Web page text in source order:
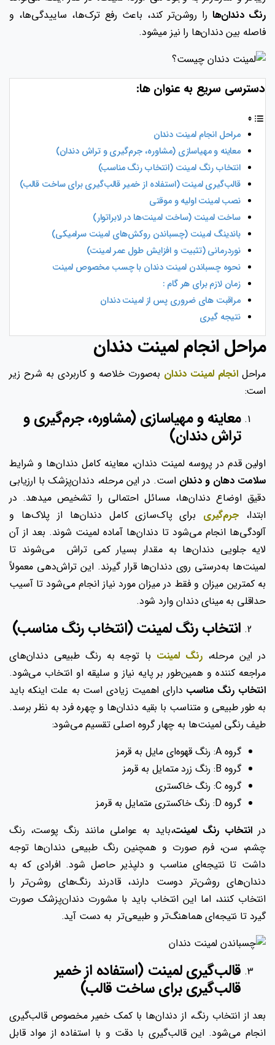
رنگ دندان‌ها را روشن‌تر کند، باعث رفع ترک‌ها، ساییدگی‌ها، و
فاصله بین دندان‌ها را نیز میشود.
دسترسی سریع به عنوان ها:
مراحل انجام لمینت دندان
معاینه و مهیا‌سازی (مشاوره، جرم‌گیری و تراش دندان)
انتخاب رنگ لمینت (انتخاب رنگ مناسب)
قالب‌گیری لمینت (استفاده از خمیر قالب‌گیری برای ساخت قالب)
نصب لمینت اولیه و موقتی
ساخت لمینت (ساخت لمینت‌ها در لابراتوار)
باندینگ لمینت (چسباندن روکش‌های لمینت سرامیکی)
نوردرمانی (تثبیت و افزایش طول عمر لمینت)
نحوه چسباندن لمینت دندان با چسب مخصوص لمینت
زمان لازم برای هر گام :
مراقبت های ضروری پس از لمینت دندان
نتیجه گیری
مراحل انجام لمینت دندان
مراحل انجام لمینت دندان به‌صورت خلاصه و کاربردی به شرح زیر
است:
معاینه و مهیا‌سازی (مشاوره، جرم‌گیری و
تراش دندان)
اولین قدم در پروسه لمینت دندان، معاینه کامل دندان‌ها و شرایط
سلامت دهان و دندان است. در این مرحله، دندان‌پزشک با ارزیابی
دقیق اوضاع دندان‌ها، مسائل احتمالی را تشخیص میدهد. در
ابتدا،جرم‌گیری برای پاک‌سازی کامل دندان‌ها از پلاک‌ها و
آلودگی‌ها انجام می‌شود تا دندان‌ها آماده لمینت شوند. بعد از آن
لایه جلویی دندان‌ها به مقدار بسیار کمی تراش می‌شوند تا
لمینت‌ها به‌درستی روی دندان‌ها قرار گیرند. این تراش‌دهی معمولاً
به کمترین میزان و فقط در میزان مورد نیاز انجام می‌شود تا آسیب
حداقلی به مینای دندان وارد شود.
انتخاب رنگ لمینت (انتخاب رنگ مناسب)
در این مرحله، رنگ لمینت با توجه به رنگ طبیعی دندان‌های
مراجعه کننده و همین‌طور بر پایه نیاز و سلیقه او انتخاب می‌شود.
انتخاب رنگ مناسب دارای اهمیت زیادی است به علت اینکه باید
به طور طبیعی و متناسب با بقیه دندان‌ها و چهره فرد به نظر برسد.
طیف رنگی لمینت‌ها به چهار گروه اصلی تقسیم می‌شود:
گروه A: رنگ قهوه‌ای مایل به قرمز
گروه B: رنگ زرد متمایل به قرمز
گروه C: رنگ خاکستری
گروه D: رنگ خاکستری متمایل به قرمز
درانتخاب رنگ لمینت،باید به عواملی مانند رنگ پوست، رنگ
چشم، سن، فرم صورت و همچنین رنگ طبیعی دندان‌ها توجه
داشت تا نتیجه‌ای مناسب و دلپذیر حاصل شود. افرادی که به
دندان‌های روشن‌تر دوست دارند، قادرند رنگ‌های روشن‌تر را
انتخاب کنند، اما این انتخاب باید با مشورت دندان‌پزشک صورت
گیرد تا نتیجه‌ای هماهنگ‌تر و طبیعی‌تر به دست آید.
قالب‌گیری لمینت (استفاده از خمیر
قالب‌گیری برای ساخت قالب)
بعد از انتخاب رنگ، از دندان‌ها با کمک خمیر مخصوص قالب‌گیری
انجام می‌شود. این قالب‌گیری با دقت و با استفاده از مواد قابل